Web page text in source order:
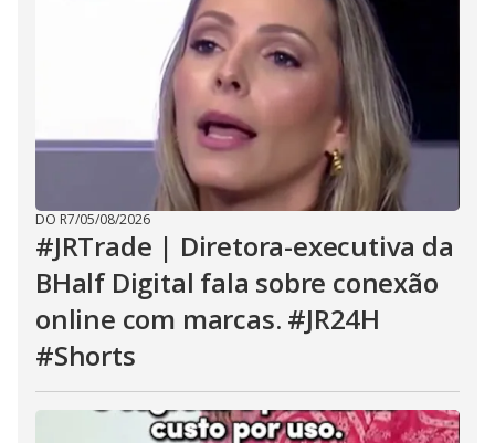
DO R7/05/08/2026
#JRTrade | Diretora-executiva da
BHalf Digital fala sobre conexão
online com marcas. #JR24H
#Shorts